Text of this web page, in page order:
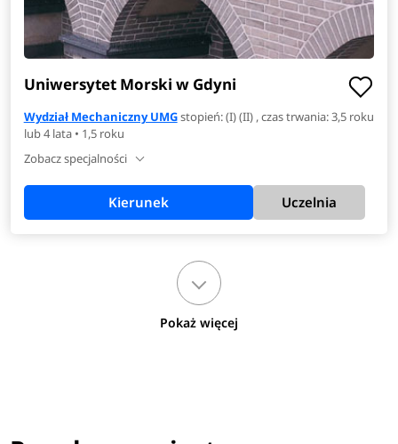
Uniwersytet Morski w Gdyni
Wydział Mechaniczny UMGstopień: (I) (II) , czas trwania: 3,5 roku
lub 4 lata • 1,5 roku
Zobacz specjalności
Kierunek Uczelnia
Pokaż więcej